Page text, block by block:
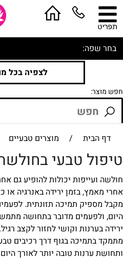
בחר שפה:
לצפיה בכל
חפש מוצר:
דף הבית / מוצרים טבעיים
טיפול טבעי
חולשה ועייפות יכולות להופיע גם
אחרי מאמץ, בזמן ירידה באנרגיה
מקבל מספיק תמיכה תזונתית.
היום, ולפעמים מדובר בתחושה
ירידה בערנות וקושי לחזור לקצב
מתמקד בתמיכה בגוף דרך רכיבים
ותחושת ערנות טובה יותר לאורך